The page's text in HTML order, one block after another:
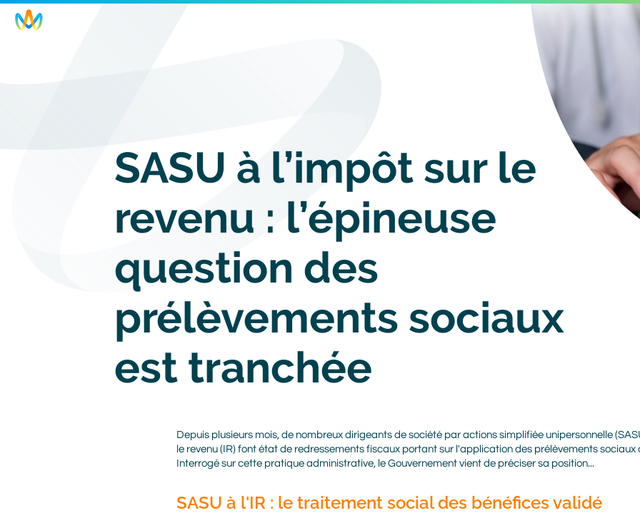
Skip
Image
SASU à l’impôt sur le
revenu : l’épineuse
question des
prélèvements sociaux
est tranchée
Body
Depuis plusieurs mois, de nombreux dirigeants de société par actions simplifiée unipersonnelle
le revenu (IR) font état de redressements fiscaux portant sur l'application des prélèvements sociaux
Interrogé sur cette pratique administrative, le Gouvernement vient de préciser sa position...
SASU à l'IR : le traitement social des bénéfices validé